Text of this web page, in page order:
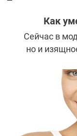
Как
Сейчас в
но и
сожалению,
достаются
девушки